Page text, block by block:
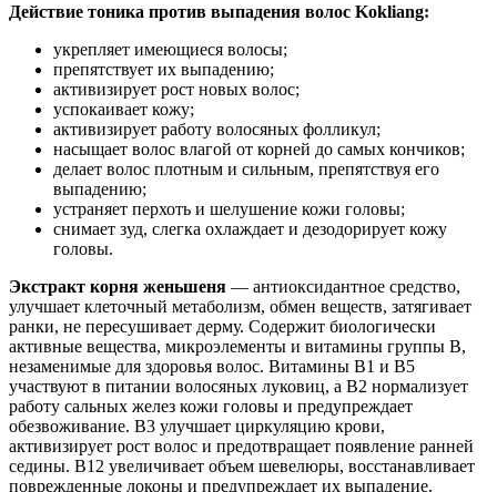
Действие тоника против выпадения волос Kokliang:
укрепляет имеющиеся волосы;
препятствует их выпадению;
активизирует рост новых волос;
успокаивает кожу;
активизирует работу волосяных фолликул;
насыщает волос влагой от корней до самых кончиков;
делает волос плотным и сильным, препятствуя его
выпадению;
устраняет перхоть и шелушение кожи головы;
снимает зуд, слегка охлаждает и дезодорирует кожу
головы.
Экстракт корня женьшеня — антиоксидантное средство,
улучшает клеточный метаболизм, обмен веществ, затягивает
ранки, не пересушивает дерму. Содержит биологически
активные вещества, микроэлементы и витамины группы В,
незаменимые для здоровья волос. Витамины В1 и В5
участвуют в питании волосяных луковиц, а В2 нормализует
работу сальных желез кожи головы и предупреждает
обезвоживание. В3 улучшает циркуляцию крови,
активизирует рост волос и предотвращает появление ранней
седины. В12 увеличивает объем шевелюры, восстанавливает
поврежденные локоны и предупреждает их выпадение.